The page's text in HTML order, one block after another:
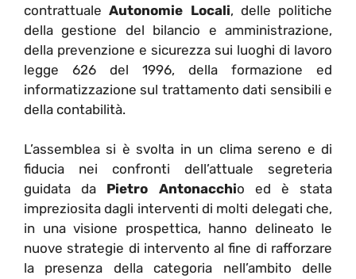
contrattualeAutonomie Locali, delle politiche
della gestione del bilancio e amministrazione,
della prevenzione e sicurezza sui luoghi di lavoro
legge 626 del 1996, della formazione ed
informatizzazione sul trattamento dati sensibili e
della contabilità.
L’assemblea si è svolta in un clima sereno e di
fiducia nei confronti dell’attuale segreteria
guidata da Pietro Antonacchio ed è stata
impreziosita dagli interventi di molti delegati che,
in una visione prospettica, hanno delineato le
nuove strategie di intervento al fine di rafforzare
la presenza della categoria nell’ambito delle